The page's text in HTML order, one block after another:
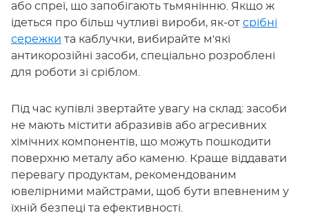
або спреї, що запобігають тьмянінню. Якщо ж
ідеться про більш чутливі вироби, як-от срібні
сережки та каблучки, вибирайте м'які
антикорозійні засоби, спеціально розроблені
для роботи зі сріблом.
Під час купівлі звертайте увагу на склад: засоби
не мають містити абразивів або агресивних
хімічних компонентів, що можуть пошкодити
поверхню металу або каменю. Краще віддавати
перевагу продуктам, рекомендованим
ювелірними майстрами, щоб бути впевненим у
їхній безпеці та ефективності.